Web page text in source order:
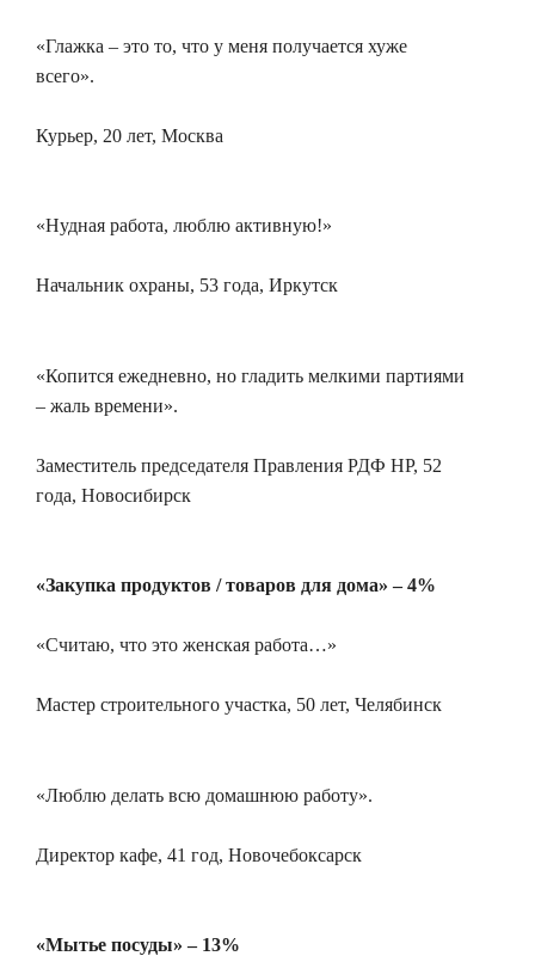
«Глажка – это то, что у меня получается хуже
всего».
Курьер, 20 лет, Москва
«Нудная работа, люблю активную!»
Начальник охраны, 53 года, Иркутск
«Копится ежедневно, но гладить мелкими партиями
– жаль времени».
Заместитель председателя Правления РДФ НР, 52
года, Новосибирск
«Закупка продуктов / товаров для дома» – 4%
«Считаю, что это женская работа…»
Мастер строительного участка, 50 лет, Челябинск
«Люблю делать всю домашнюю работу».
Директор кафе, 41 год, Новочебоксарск
«Мытье посуды» – 13%